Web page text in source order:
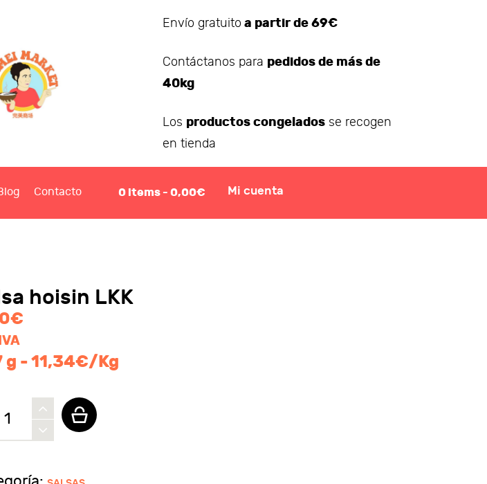
Envío gratuito a partir de 69€
Contáctanos para pedidos de más de
40kg
Los productos congeladosse recogen
en tienda
Contacto 0 items - 0,00€ Mi cuenta
hoisin LKK
€
g - 11,34€/Kg